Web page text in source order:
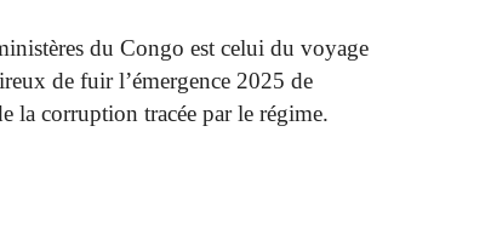
du Congo est celui du voyage
de fuir l’émergence 2025 de
la corruption tracée par le régime.